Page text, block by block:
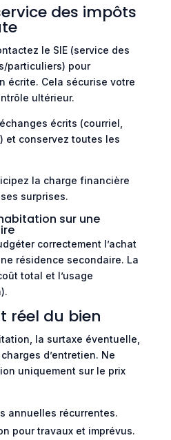
des impôts
le SIE (service des
particuliers) pour
écrite. Cela sécurise votre
ultérieur.
écrits (courriel,
et conservez toutes les
la charge financière
surprises.
sur une
correctement l’achat
résidence secondaire. La
total et l’usage
réel du bien
la surtaxe éventuelle,
d’entretien. Ne
uniquement sur le prix
annuelles récurrentes.
pour travaux et imprévus.